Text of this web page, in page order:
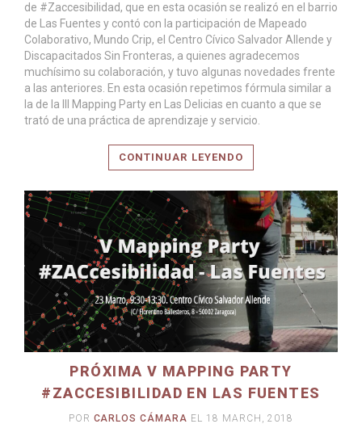
de #Zaccesibilidad, que en esta ocasión se realizó en el barrio
de Las Fuentes y contó con la participación de Mapeado
Colaborativo, Mundo Crip, el Centro Cívico Salvador Allende y
Discapacitados Sin Fronteras, a quienes agradecemos
muchísimo su colaboración, y tuvo algunas novedades frente
a las anteriores. En esta ocasión repetimos fórmula similar a
la de la III Mapping Party en Las Delicias en cuanto a que se
trató de una práctica de aprendizaje y servicio.
CONTINUAR LEYENDO
LEER MÁS
PRÓXIMA V MAPPING PARTY
#ZACCESIBILIDAD EN LAS FUENTES
POR CARLOS CÁMARA EL 18 MARCH, 2018